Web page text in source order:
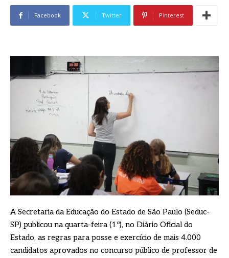
Facebook Twitter Pinterest
A Secretaria da Educação do Estado de São Paulo (Seduc-
SP) publicou na quarta-feira (1º), no Diário Oficial do
Estado, as regras para posse e exercício de mais 4.000
candidatos aprovados no concurso público de professor de